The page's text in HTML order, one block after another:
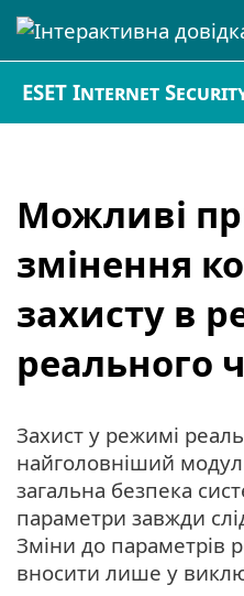
ESET Internet
Можливі
змінення
захисту в
реального
Захист у режимі
найголовніший
загальна безпека
параметри завжди
Зміни до параметрів
вносити лише у